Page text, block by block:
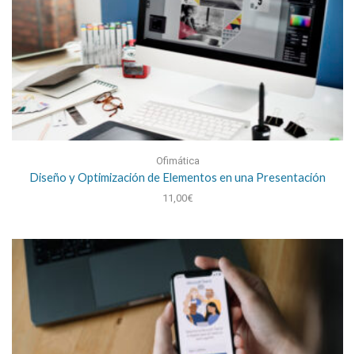
Ofimática
Diseño y Optimización de Elementos en una Presentación
11,00€